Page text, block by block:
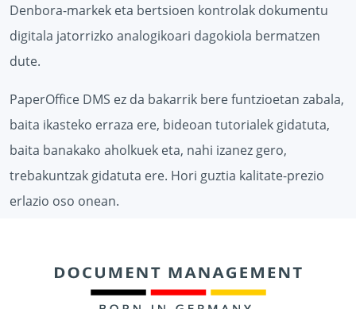
Denbora-markek eta bertsioen kontrolak dokumentu
digitala jatorrizko analogikoari dagokiola bermatzen
dute.
PaperOffice DMS ez da bakarrik bere funtzioetan zabala,
baita ikasteko erraza ere, bideoan tutorialek gidatuta,
baita banakako aholkuek eta, nahi izanez gero,
trebakuntzak gidatuta ere. Hori guztia kalitate-prezio
erlazio oso onean.